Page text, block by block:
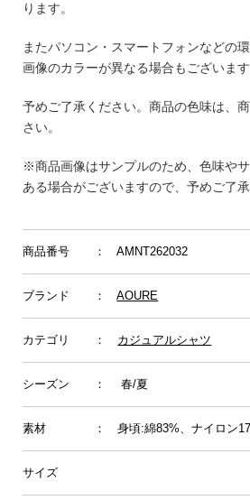
ります。
またパソコン・スマートフォンなどの
画像のカラーが異なる場合もございます
予めご了承ください。商品の色味は、
さい。
※商品画像はサンプルのため、色味や
ある場合がございますので、予めご了承
商品番号 ： AMNT262032
ブランド ：AOURE
カテゴリ ： カジュアルシャツ
シーズン ： 春/夏
素材 ： 身頃:綿83%、ナイロン
サイズ